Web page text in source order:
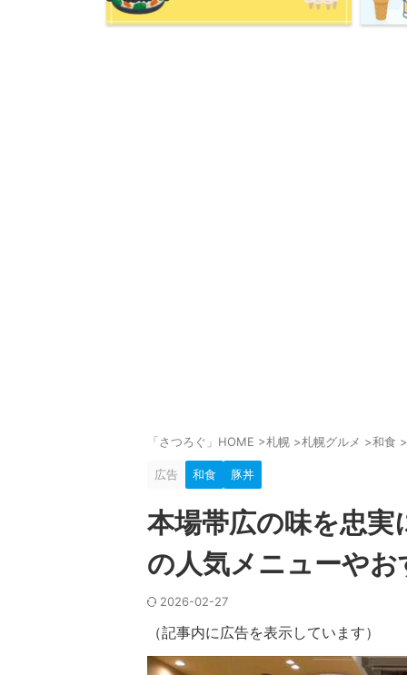
「さつろぐ」HOME >札幌 >札幌グルメ >和食 >
広告 和食 豚丼
本場帯広の味を忠実
の人気メニューや
2026-02-27
（記事内に広告を表示しています）